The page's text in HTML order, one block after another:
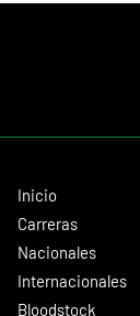
Inicio
Carreras
Nacionales
Internacionales
Bloodstock